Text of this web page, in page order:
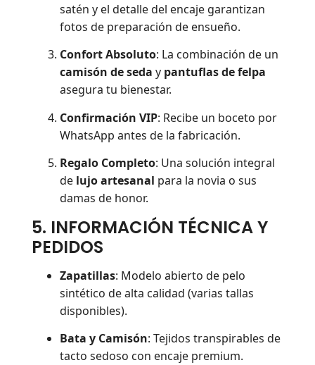
satén y el detalle del encaje garantizan
fotos de preparación de ensueño.
Confort Absoluto: La combinación de un
camisón de seda y pantuflas de felpa
asegura tu bienestar.
Confirmación VIP: Recibe un boceto por
WhatsApp antes de la fabricación.
Regalo Completo: Una solución integral
de lujo artesanal para la novia o sus
damas de honor.
5. INFORMACIÓN TÉCNICA Y
PEDIDOS
Zapatillas: Modelo abierto de pelo
sintético de alta calidad (varias tallas
disponibles).
Bata y Camisón: Tejidos transpirables de
tacto sedoso con encaje premium.